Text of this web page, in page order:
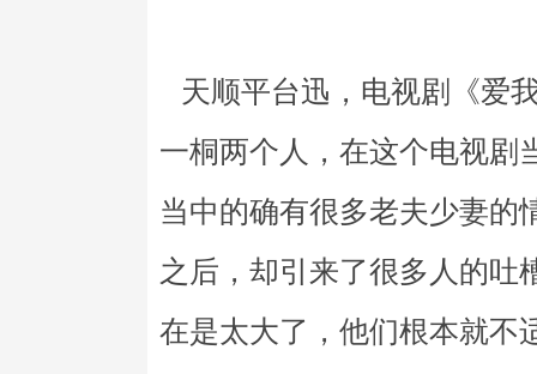
天顺平台迅，电视剧《爱
一桐两个人，在这个电视剧
当中的确有很多老夫少妻的
之后，却引来了很多人的吐
在是太大了，他们根本就不